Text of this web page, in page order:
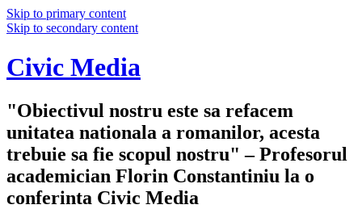
Skip to primary content
Skip to secondary content
Civic Media
"Obiectivul nostru este sa refacem
unitatea nationala a romanilor, acesta
trebuie sa fie scopul nostru" – Profesorul
academician Florin Constantiniu la o
conferinta Civic Media